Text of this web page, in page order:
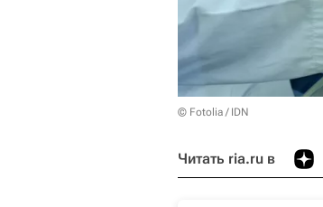
© Fotolia / IDN
Читать ria.ru в